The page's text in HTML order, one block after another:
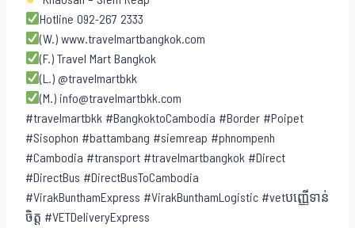
Hotline 092-267 2333
(W.) www.travelmartbangkok.com
(F.) Travel Mart Bangkok
(L.) @travelmartbkk
(M.) info@travelmartbkk.com
#travelmartbkk #BangkoktoCambodia #Border #Poipet
#Sisophon #battambang #siemreap #phnompenh
#Cambodia #transport #travelmartbangkok #Direct
#DirectBus #DirectBusToCambodia
#VirakBunthamExpress #VirakBunthamLogistic #vetបញ្ញើទាន់
ចិត្ត #VETDeliveryExpress